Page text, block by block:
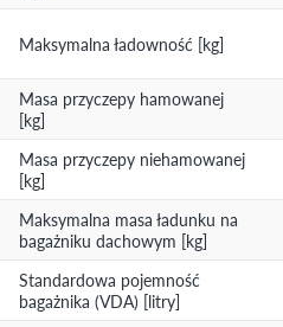
Maksymalna ładowność [kg]
Masa przyczepy hamowanej
[kg]
Masa przyczepy niehamowanej
[kg]
Maksymalna masa ładunku na
bagażniku dachowym [kg]
Standardowa pojemność
bagażnika (VDA) [litry]